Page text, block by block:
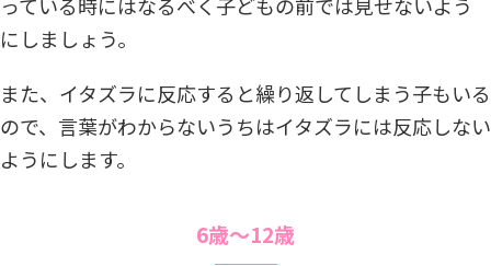
にしましょう。
また、イタズラに反応すると繰り返してしまう子もいる
ので、言葉がわからないうちはイタズラには反応しない
ようにします。
6歳〜12歳